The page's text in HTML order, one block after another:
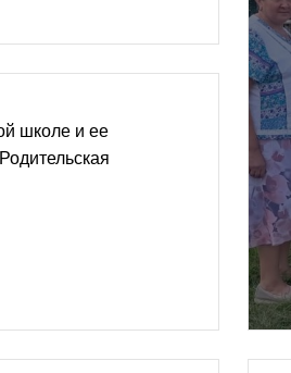
школе и ее